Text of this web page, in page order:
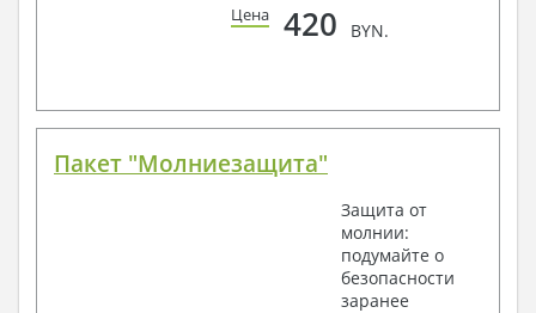
Цена 420 BYN.
Пакет "Молниезащита"
Защита от
молнии:
подумайте о
безопасности
заранее